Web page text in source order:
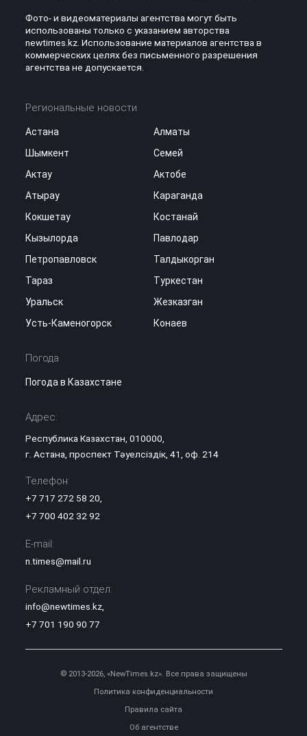
Фото- и видеоматериалы агентства могут быть
использованы только с указанием авторства
newtimes.kz. Использование материалов агентства в
коммерческих целях без письменного разрешения
агентства не допускается.
Региональные новости
Астана
Алматы
Шымкент
Семей
Актау
Актобе
Атырау
Караганда
Кокшетау
Костанай
Кызылорда
Павлодар
Петропавловск
Талдыкорган
Тараз
Туркестан
Уральск
Жезказган
Усть-Каменогорск
Конаев
Погода
Погода в Казахстане
Адрес:
Республика Казахстан, 010000,
г. Астана, проспект Тәуелсіздік, 41, оф. 214
Телефон:
+7 717 272 58 20,
+7 700 402 32 92
E-mail:
n.times@mail.ru
Рекламный отдел:
info@newtimes.kz,
+7 701 190 90 77
© 2013-2026, «NewTimes.kz». Все права защищены
Политика конфиденциальности
Правила сайта
Об агентстве